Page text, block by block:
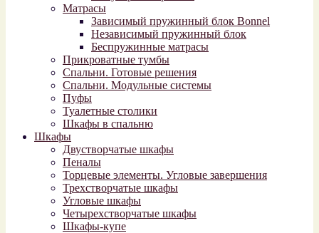
Матрасы
Зависимый пружинный блок Bonnel
Независимый пружинный блок
Беспружинные матрасы
Прикроватные тумбы
Спальни. Готовые решения
Спальни. Модульные системы
Пуфы
Туалетные столики
Шкафы в спальню
Шкафы
Двустворчатые шкафы
Пеналы
Торцевые элементы. Угловые завершения
Трехстворчатые шкафы
Угловые шкафы
Четырехстворчатые шкафы
Шкафы-купе